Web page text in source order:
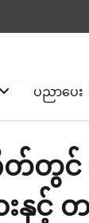
ပညာပေး
တ်တွင်
င့် တရ